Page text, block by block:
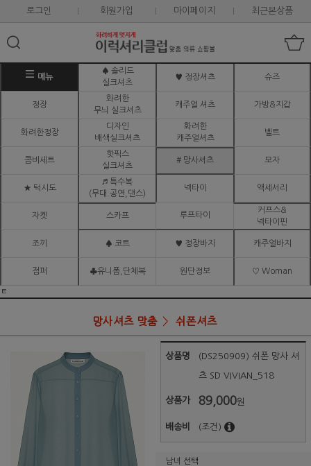
로그인 회원가입 마이페이지 최근본상품
메뉴
♠ 솔리드
실크셔츠
♥ 정장셔츠 슈즈
정장
화려한
무늬 실크셔츠
캐주얼 셔츠 가방&지갑
화려한정장
디자인
배색실크셔츠
화려한
캐주얼셔츠
벨트
콤비세트
핫픽스
실크셔츠
# 망사셔츠 모자
★ 턱시도
♬ 특수복
(무대.공연,댄스)
넥타이 액세서리
자켓 스카프 루프타이
커프스&
넥타이핀
조끼 ♠ 코트 ♥ 정장바지 캐주얼바지
점퍼 ♣유니폼,단체복 원단정보 ♡ Woman
ㅌ
망사셔츠 맞춤 쉬폰셔츠
상품명 (DS250909) 쉬폰 망사 셔
츠 SD VIVIAN_518
상품가 89,000원
배송비 (조건)
남녀 선택